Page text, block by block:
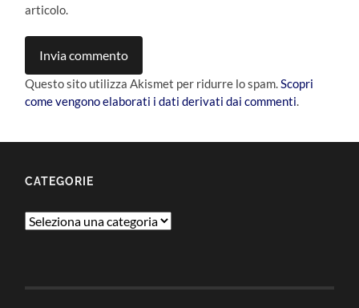
articolo.
Questo sito utilizza Akismet per ridurre lo spam.Scopri
come vengono elaborati i dati derivati dai commenti.
CATEGORIE
Categorie